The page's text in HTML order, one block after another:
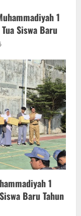
1
Siswa Baru
1
Baru Tahun